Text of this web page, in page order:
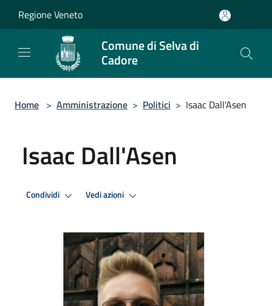
Regione Veneto
Comune di Selva di
Cadore
Home > Amministrazione > Politici > Isaac Dall'Asen
Isaac Dall'Asen
Condividi Vedi azioni